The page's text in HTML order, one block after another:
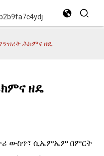
ሕክምና ዘዴ
ዘዴ
ውስጥ፣ ሲኤምኤም በምርት